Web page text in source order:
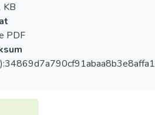
KB
PDF